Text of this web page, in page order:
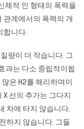
체적 인 형태의 폭력을
관계에서의 폭력의 개
합니다.
량이 더 작습니다. 그
과는 다소 중립적이됩
은 H2를 해리하며이
선의 추가는 그다지
차에 타지 않습니다.
하지 않습니다. 그들